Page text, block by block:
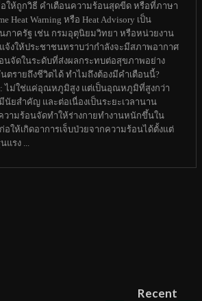
ให้ถูกวิธี คำเตือนความร้อนสุดขีด หรือที่ภาษา
Heat Warning หรือ Heat Advisory เป็น
ภาครัฐ เช่น กรมอุตุนิยมวิทยา หรือหน่วยงาน
จ้งให้ประชาชนทราบว่ากำลังจะมีสภาพอากาศ
นจัดในระดับที่ส่งผลกระทบต่อสุขภาพอย่าง
ตรายถึงชีวิตได้ ทำไมถึงต้องมีคำเตือนนี้?
: ไม่ใช่แค่อุณหภูมิสูง แต่เป็นอุณหภูมิที่สูงกว่า
นัยสำคัญ และต่อเนื่องเป็นระยะเวลานาน
ามร้อนจัดทำให้ร่างกายทำงานหนักขึ้นใน
ให้เกิดอาการเจ็บป่วยจากความร้อนได้ตั้งแต่
แรง ...
Recent